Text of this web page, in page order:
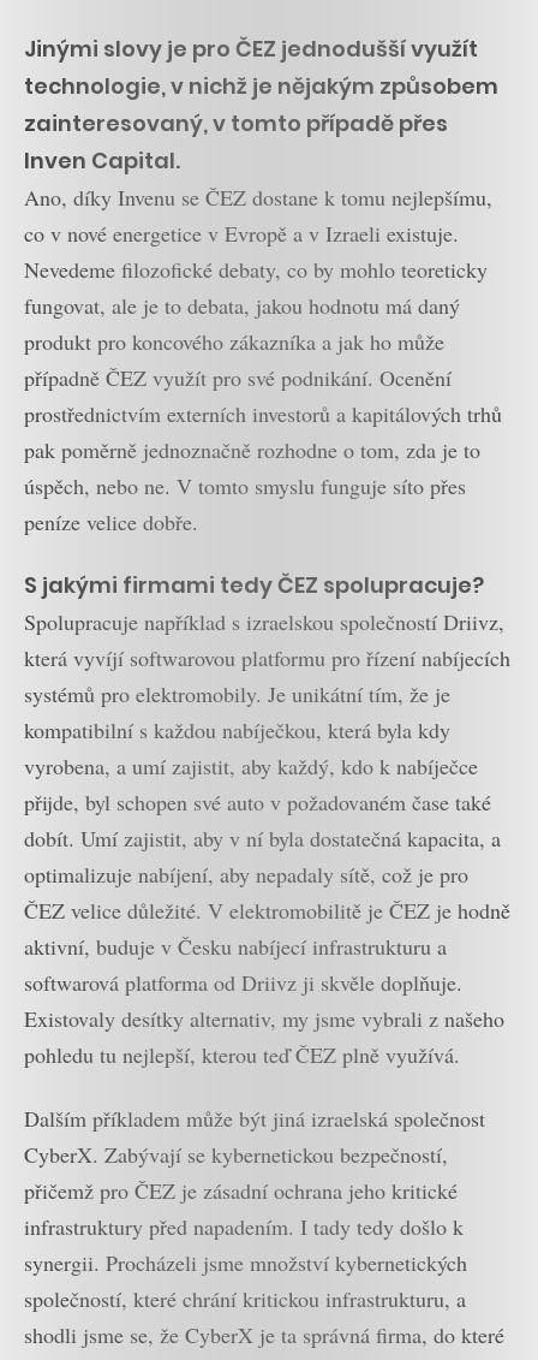
Jinými slovy je pro ČEZ jednodušší využít
technologie, v nichž je nějakým způsobem
zainteresovaný, v tomto případě přes
Inven Capital.
Ano, díky Invenu se ČEZ dostane k tomu nejlepšímu,
co v nové energetice v Evropě a v Izraeli existuje.
Nevedeme filozofické debaty, co by mohlo teoreticky
fungovat, ale je to debata, jakou hodnotu má daný
produkt pro koncového zákazníka a jak ho může
případně ČEZ využít pro své podnikání. Ocenění
prostřednictvím externích investorů a kapitálových trhů
pak poměrně jednoznačně rozhodne o tom, zda je to
úspěch, nebo ne. V tomto smyslu funguje síto přes
peníze velice dobře.
S jakými firmami tedy ČEZ spolupracuje?
Spolupracuje například s izraelskou společností Driivz,
která vyvíjí softwarovou platformu pro řízení nabíjecích
systémů pro elektromobily. Je unikátní tím, že je
kompatibilní s každou nabíječkou, která byla kdy
vyrobena, a umí zajistit, aby každý, kdo k nabíječce
přijde, byl schopen své auto v požadovaném čase také
dobít. Umí zajistit, aby v ní byla dostatečná kapacita, a
optimalizuje nabíjení, aby nepadaly sítě, což je pro
ČEZ velice důležité. V elektromobilitě je ČEZ je hodně
aktivní, buduje v Česku nabíjecí infrastrukturu a
softwarová platforma od Driivz ji skvěle doplňuje.
Existovaly desítky alternativ, my jsme vybrali z našeho
pohledu tu nejlepší, kterou teď ČEZ plně využívá.
Dalším příkladem může být jiná izraelská společnost
CyberX. Zabývají se kybernetickou bezpečností,
přičemž pro ČEZ je zásadní ochrana jeho kritické
infrastruktury před napadením. I tady tedy došlo k
synergii. Procházeli jsme množství kybernetických
společností, které chrání kritickou infrastrukturu, a
shodli jsme se, že CyberX je ta správná firma, do které